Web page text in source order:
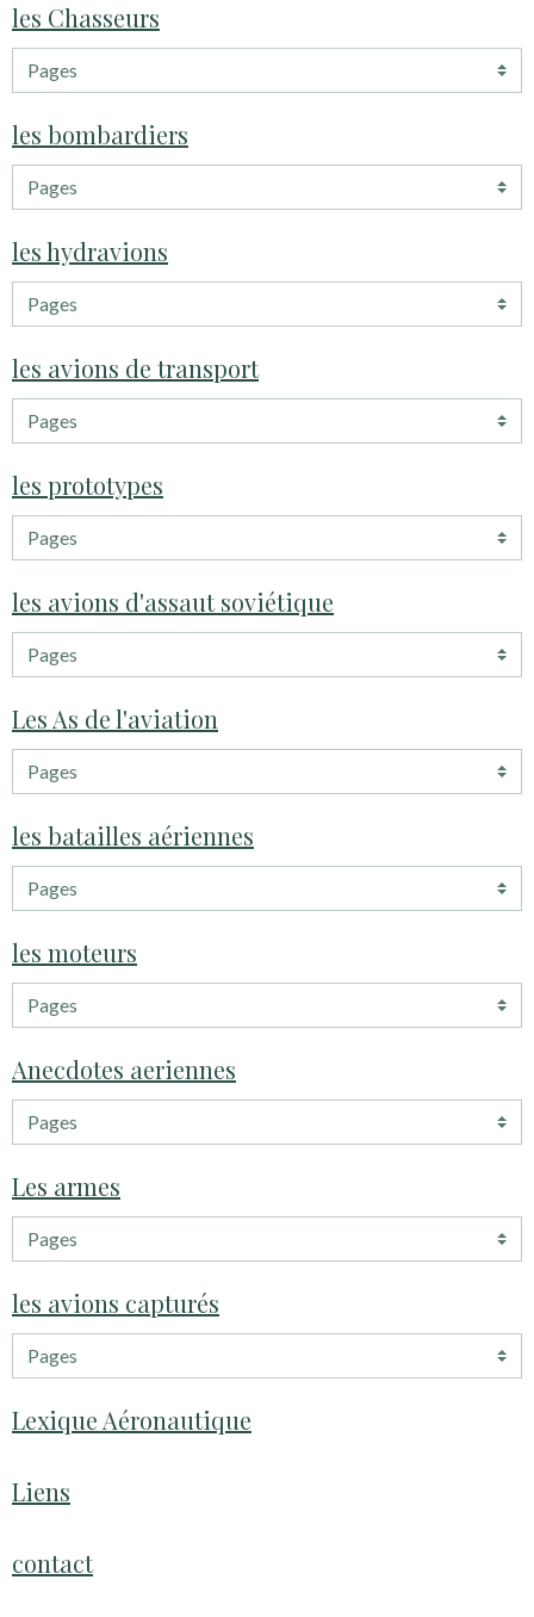
les Chasseurs
les bombardiers
les hydravions
les avions de transport
les prototypes
les avions d'assaut soviétique
Les As de l'aviation
les batailles aériennes
les moteurs
Anecdotes aeriennes
Les armes
les avions capturés
Lexique Aéronautique
Liens
contact